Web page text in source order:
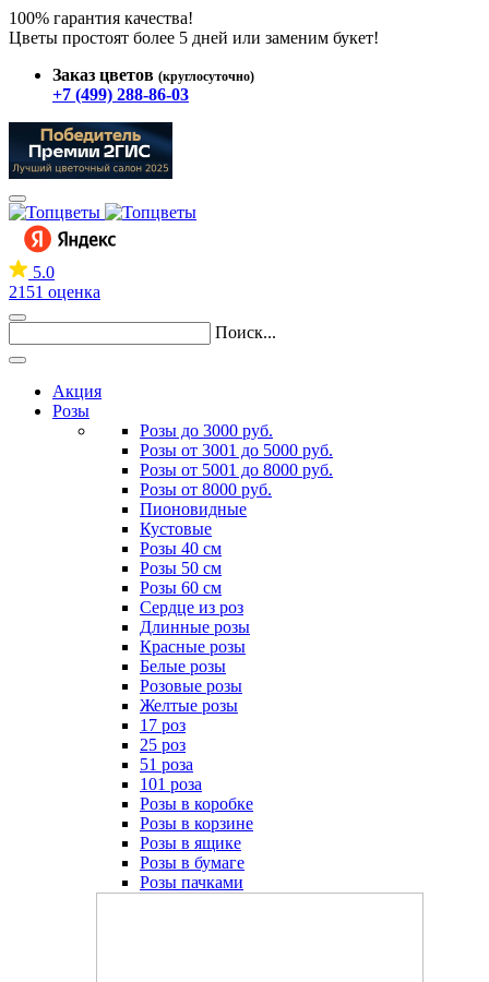
100% гарантия качества!
Цветы простоят более 5 дней или заменим букет!
Заказ цветов (круглосуточно)
+7 (499) 288-86-03
5.0
2151 оценка
Поиск...
Акция
Розы
Розы до 3000 руб.
Розы от 3001 до 5000 руб.
Розы от 5001 до 8000 руб.
Розы от 8000 руб.
Пионовидные
Кустовые
Розы 40 см
Розы 50 см
Розы 60 см
Сердце из роз
Длинные розы
Красные розы
Белые розы
Розовые розы
Желтые розы
17 роз
25 роз
51 роза
101 роза
Розы в коробке
Розы в корзине
Розы в ящике
Розы в бумаге
Розы пачками